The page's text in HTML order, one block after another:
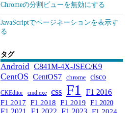
Chromeの分割ビューを無効にする
JavaScriptでページネーションを表示す
る
タグ
Android C841M-4X-JSEC/K9
CentOS CentOS7 chrome cisco
CKEditor cmd.exe css F1
F1 2016
F1 2017 F1 2018 F1 2019 F1 2020
F1 2021 F1 2022 F1 2023 F1 2024